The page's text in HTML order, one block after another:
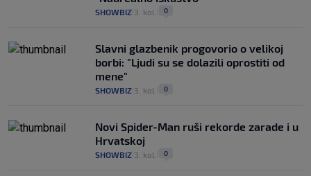
SHOWBIZ 3. kol. 0
Slavni glazbenik progovorio o velikoj
borbi: "Ljudi su se dolazili oprostiti od
mene"
SHOWBIZ 3. kol. 0
Novi Spider-Man ruši rekorde zarade i u
Hrvatskoj
SHOWBIZ 3. kol. 0